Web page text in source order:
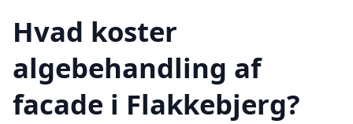
Hvad koster
algebehandling af
facade i Flakkebjerg?